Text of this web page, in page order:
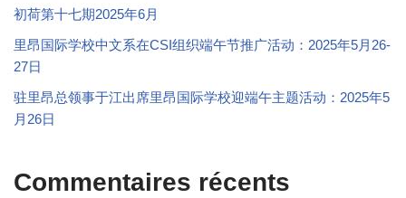
初荷第十七期2025年6月
里昂国际学校中文系在CSI组织端午节推广活动：2025年5月26-
27日
驻里昂总领事于江出席里昂国际学校迎端午主题活动：2025年5
月26日
Commentaires récents